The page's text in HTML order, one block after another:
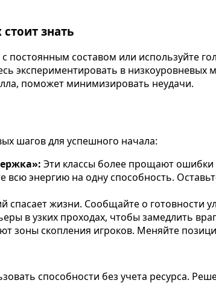
знать
постоянным составом или используйте
экспериментировать в
поможет минимизировать неудачи.
шагов для успешного начала:
Эти классы более прощают ошибки
всю энергию на одну способность.
спасает жизни. Сообщайте о готовности
в узких проходах, чтобы замедлить
зоны скопления игроков. Меняйте
способности без учета ресурса.